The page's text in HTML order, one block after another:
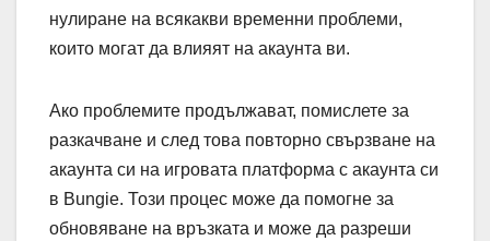
нулиране на всякакви временни проблеми,
които могат да влияят на акаунта ви.
Ако проблемите продължават, помислете за
разкачване и след това повторно свързване на
акаунта си на игровата платформа с акаунта си
в Bungie. Този процес може да помогне за
обновяване на връзката и може да разреши